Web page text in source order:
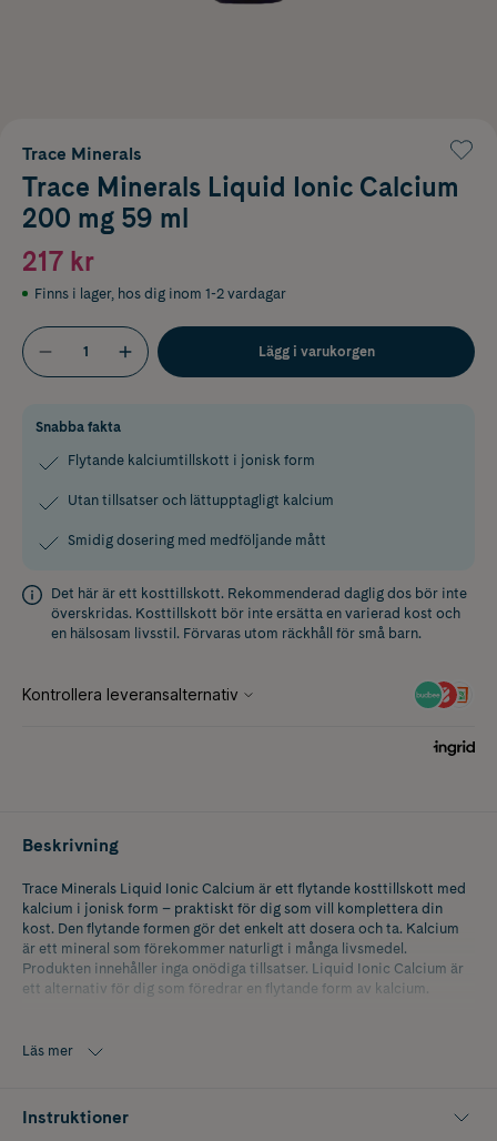
Trace Minerals
Trace Minerals Liquid Ionic Calcium
200 mg 59 ml
217 kr
Finns i lager, hos dig inom 1-2 vardagar
Lägg i varukorgen
Snabba fakta
Flytande kalciumtillskott i jonisk form
Utan tillsatser och lättupptagligt kalcium
Smidig dosering med medföljande mått
Det här är ett kosttillskott. Rekommenderad daglig dos bör inte
överskridas. Kosttillskott bör inte ersätta en varierad kost och
en hälsosam livsstil. Förvaras utom räckhåll för små barn.
Beskrivning
Trace Minerals Liquid Ionic Calcium är ett flytande kosttillskott med
kalcium i jonisk form – praktiskt för dig som vill komplettera din
kost. Den flytande formen gör det enkelt att dosera och ta. Kalcium
är ett mineral som förekommer naturligt i många livsmedel.
Produkten innehåller inga onödiga tillsatser. Liquid Ionic Calcium är
ett alternativ för dig som föredrar en flytande form av kalcium.
Läs mer
Instruktioner